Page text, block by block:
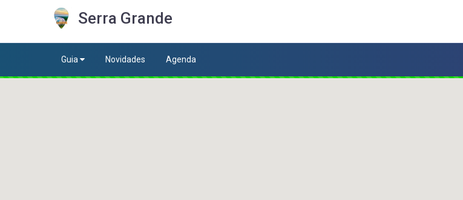
Serra Grande
Guia Novidades Agenda